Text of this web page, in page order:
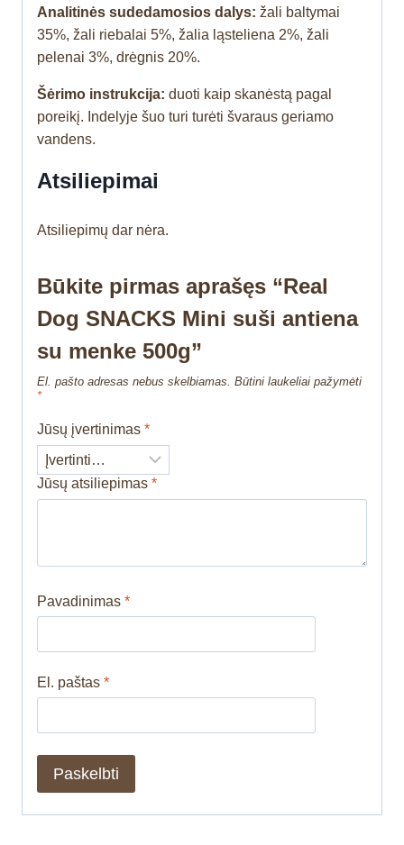
Analitinės sudedamosios dalys: žali baltymai
35%, žali riebalai 5%, žalia ląsteliena 2%, žali
pelenai 3%, drėgnis 20%.
Šėrimo instrukcija: duoti kaip skanėstą pagal
poreikį. Indelyje šuo turi turėti švaraus geriamo
vandens.
Atsiliepimai
Atsiliepimų dar nėra.
Būkite pirmas aprašęs “Real
Dog SNACKS Mini suši antiena
su menke 500g”
El. pašto adresas nebus skelbiamas. Būtini laukeliai pažymėti
*
Jūsų įvertinimas *
Jūsų atsiliepimas *
Pavadinimas *
El. paštas *